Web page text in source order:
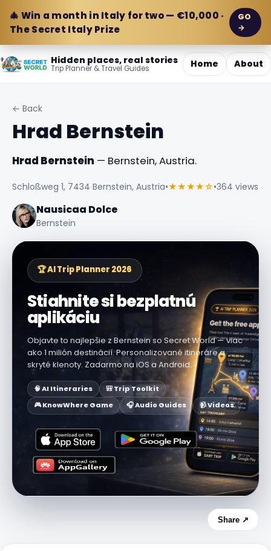
🎄 Win a month in Italy for two — €10,000 ·
The Secret Italy Prize
GO
→
Hidden places, real stories
Trip Planner & Travel Guides Home About
← Back
Hrad Bernstein
Hrad Bernstein — Bernstein, Austria.
Schloßweg 1, 7434 Bernstein, Austria•★★★★☆•364 views
Nausicaa Dolce
Bernstein
🏆 AI Trip Planner 2026
Stiahnite si bezplatnú
aplikáciu
Objavte to najlepšie z Bernstein so Secret World — viac
ako 1 milión destinácií. Personalizované itineráre a
skryté klenoty. Zadarmo na iOS a Android.
🧠 AI Itineraries
🎒 Trip Toolkit
🎮 KnowWhere Game
🎧 Audio Guides 📹 Videos
Share ↗